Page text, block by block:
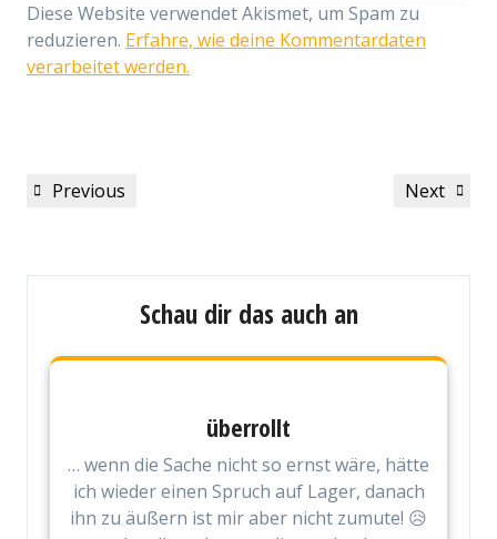
Diese Website verwendet Akismet, um Spam zu
reduzieren. Erfahre, wie deine Kommentardaten
verarbeitet werden.
Beitragsnavigation
Previous
Previous
Next
Next
Schau dir das auch an
überrollt
… wenn die Sache nicht so ernst wäre, hätte
ich wieder einen Spruch auf Lager, danach
ihn zu äußern ist mir aber nicht zumute! 😥